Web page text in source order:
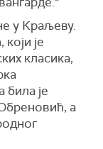
у Краљеву.
је
класика,
била је
а